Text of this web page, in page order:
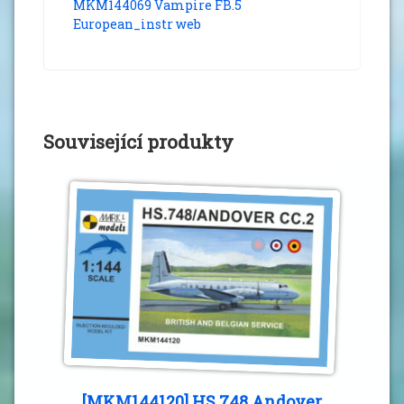
MKM144069 Vampire FB.5
European_instr web
Související produkty